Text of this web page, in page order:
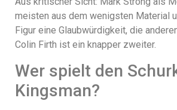
meisten aus dem wenigsten Material
Figur eine Glaubwürdigkeit, die
Colin Firth ist ein knapper zweiter.
Wer spielt den
Kingsman?